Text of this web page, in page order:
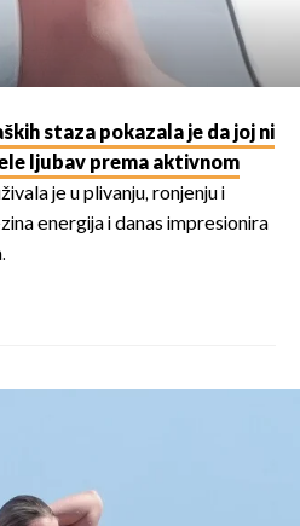
staza pokazala je da joj ni
ljubav prema aktivnom
je u plivanju, ronjenju i
energija i danas impresionira